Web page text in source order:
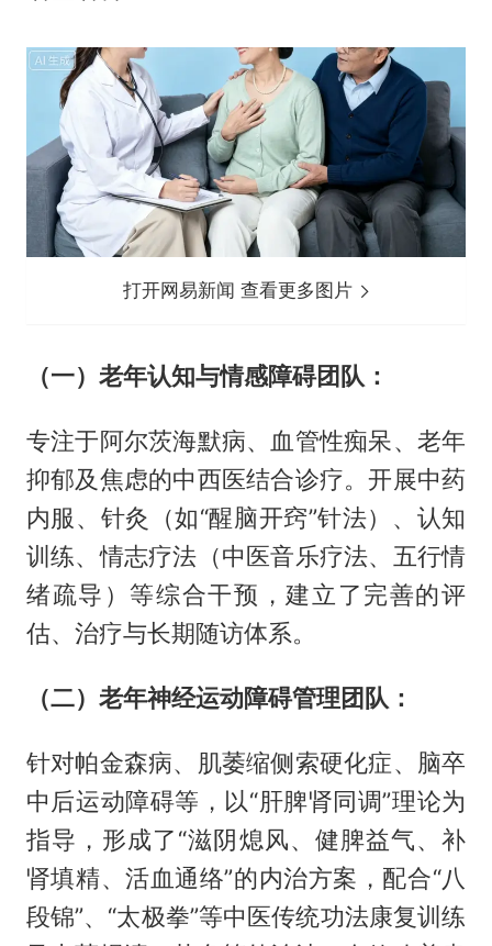
打开网易新闻 查看更多图片
（一）老年认知与情感障碍团队：
专注于阿尔茨海默病、血管性痴呆、老年
抑郁及焦虑的中西医结合诊疗。开展中药
内服、针灸（如“醒脑开窍”针法）、认知
训练、情志疗法（中医音乐疗法、五行情
绪疏导）等综合干预，建立了完善的评
估、治疗与长期随访体系。
（二）老年神经运动障碍管理团队：
针对帕金森病、肌萎缩侧索硬化症、脑卒
中后运动障碍等，以“肝脾肾同调”理论为
指导，形成了“滋阴熄风、健脾益气、补
肾填精、活血通络”的内治方案，配合“八
段锦”、“太极拳”等中医传统功法康复训练